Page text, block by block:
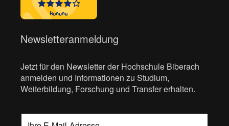
Newsletteranmeldung
Jetzt für den Newsletter der Hochschule Biberach
anmelden und Informationen zu Studium,
Weiterbildung, Forschung und Transfer erhalten.